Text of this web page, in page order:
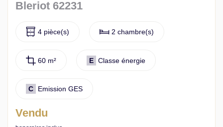
Bleriot 62231
4 pièce(s) 2 chambre(s)
60 m² E Classe énergie
C Emission GES
Vendu